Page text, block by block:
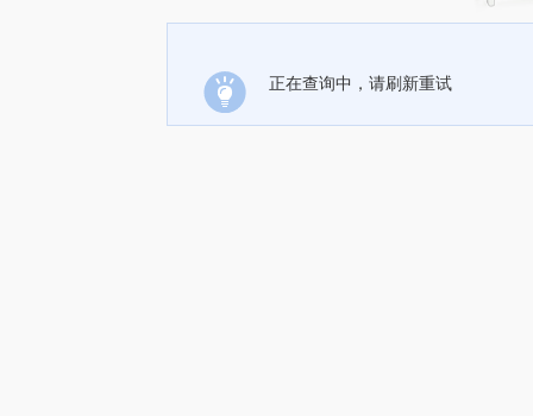
正在查询中，请刷新重试